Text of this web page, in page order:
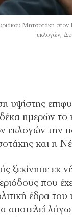
Μητσοτάκη στον
εκλογών,
υψίστης
ημερών το
εκλογών την
και η
εκ
που
έδρα
αποτελεί